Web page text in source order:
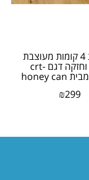
ארגונית 4 קומות מעוצבת
ניידת וחזקה דגם crt-
04445 מבית honey can
₪299